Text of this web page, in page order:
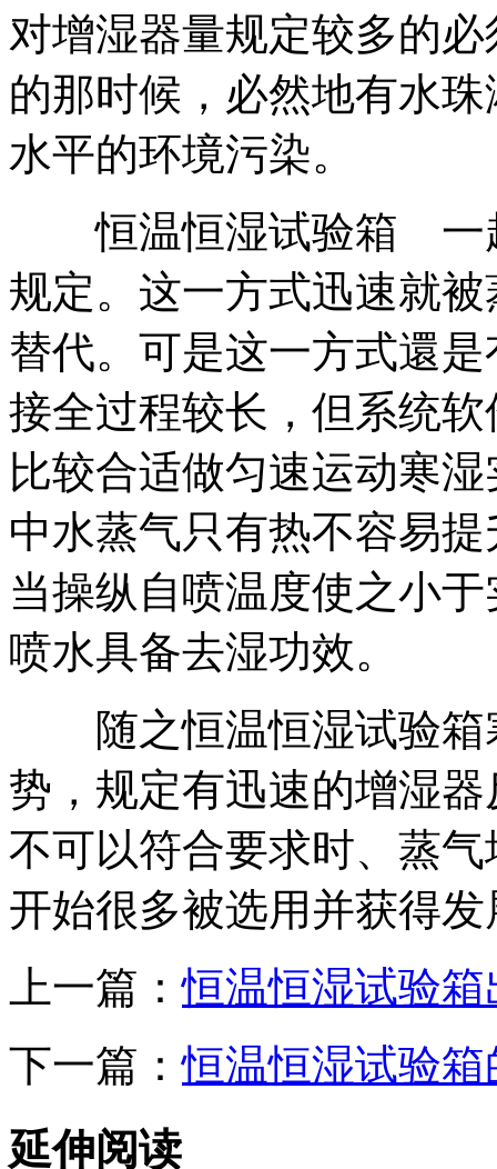
对增湿器量规定较多的
的那时候，必然地有水
水平的环境污染。
恒温恒湿试验箱 一起
规定。这一方式迅速就
替代。可是这一方式還
接全过程较长，但系统
比较合适做匀速运动寒
中水蒸气只有热不容易
当操纵自喷温度使之小
喷水具备去湿功效。
随之恒温恒湿试验箱
势，规定有迅速的增湿
不可以符合要求时、蒸
开始很多被选用并获得
上一篇：恒温恒湿试验
下一篇：恒温恒湿试验
延伸阅读